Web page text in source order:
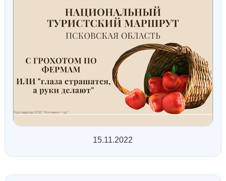
15.11.2022